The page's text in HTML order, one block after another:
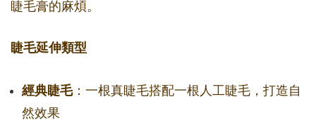
睫毛膏的麻煩。
睫毛延伸類型
經典睫毛：一根真睫毛搭配一根人工睫毛，打造自
然效果